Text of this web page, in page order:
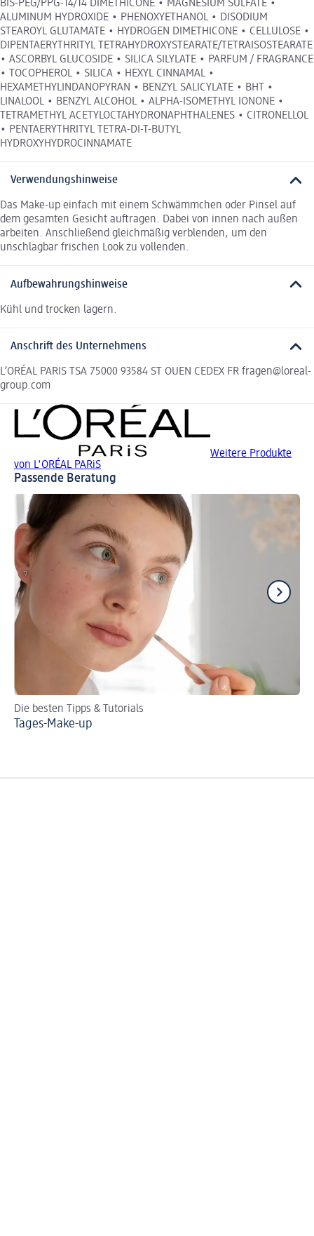
BIS-PEG/PPG-14/14 DIMETHICONE • MAGNESIUM SULFATE •
ALUMINUM HYDROXIDE • PHENOXYETHANOL • DISODIUM
STEAROYL GLUTAMATE • HYDROGEN DIMETHICONE • CELLULOSE •
DIPENTAERYTHRITYL TETRAHYDROXYSTEARATE/TETRAISOSTEARATE
• ASCORBYL GLUCOSIDE • SILICA SILYLATE • PARFUM / FRAGRANCE
• TOCOPHEROL • SILICA • HEXYL CINNAMAL •
HEXAMETHYLINDANOPYRAN • BENZYL SALICYLATE • BHT •
LINALOOL • BENZYL ALCOHOL • ALPHA-ISOMETHYL IONONE •
TETRAMETHYL ACETYLOCTAHYDRONAPHTHALENES • CITRONELLOL
• PENTAERYTHRITYL TETRA-DI-T-BUTYL
HYDROXYHYDROCINNAMATE
Verwendungshinweise
Das Make-up einfach mit einem Schwämmchen oder Pinsel auf
dem gesamten Gesicht auftragen. Dabei von innen nach außen
arbeiten. Anschließend gleichmäßig verblenden, um den
unschlagbar frischen Look zu vollenden.
Aufbewahrungshinweise
Kühl und trocken lagern.
Anschrift des Unternehmens
L’ORÉAL PARIS TSA 75000 93584 ST OUEN CEDEX FR fragen@loreal-
group.com
Weitere Produkte
von L'ORÉAL PARiS
Passende Beratung
Die besten Tipps & Tutorials
Tages-Make-up